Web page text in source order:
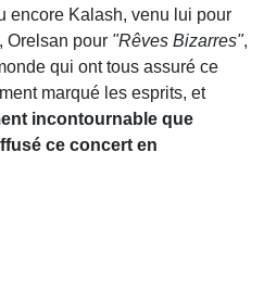
encore Kalash, venu lui pour
, Orelsan pour "Rêves Bizarres",
qui ont tous assuré ce
marqué les esprits, et
incontournable que
ce concert en